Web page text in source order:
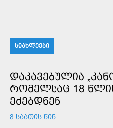
ᲡᲘᲐᲮᲚᲔᲔᲑᲘ
ᲓᲐᲙᲐᲕᲔᲑᲣᲚᲘᲐ
ᲠᲝᲛᲔᲚᲡᲐᲪ 18
ᲔᲫᲔᲑᲓᲜᲔᲜ
8 ᲡᲐᲐᲗᲘᲡ ᲬᲘᲜ